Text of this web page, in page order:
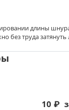
длины
без труда
10 ₽